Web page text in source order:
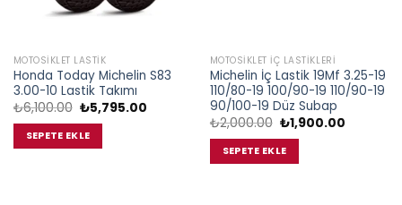
MOTOSIKLET LASTIK
Honda Today Michelin S83
3.00-10 Lastik Takımı
₺6,100.00 Orijinal
fiyat:
₺6,100.00.
₺5,795.00Şu
SEPETE EKLE
MOTOSIKLET İÇ LASTIKLERI
Michelin İç Lastik 19Mf 3.25-19
110/80-19 100/90-19 110/90-19
90/100-19 Düz Subap
₺2,000.00 Orijinal
fiyat:
₺2,000.00.
₺1,900.00Şu
SEPETE EKLE